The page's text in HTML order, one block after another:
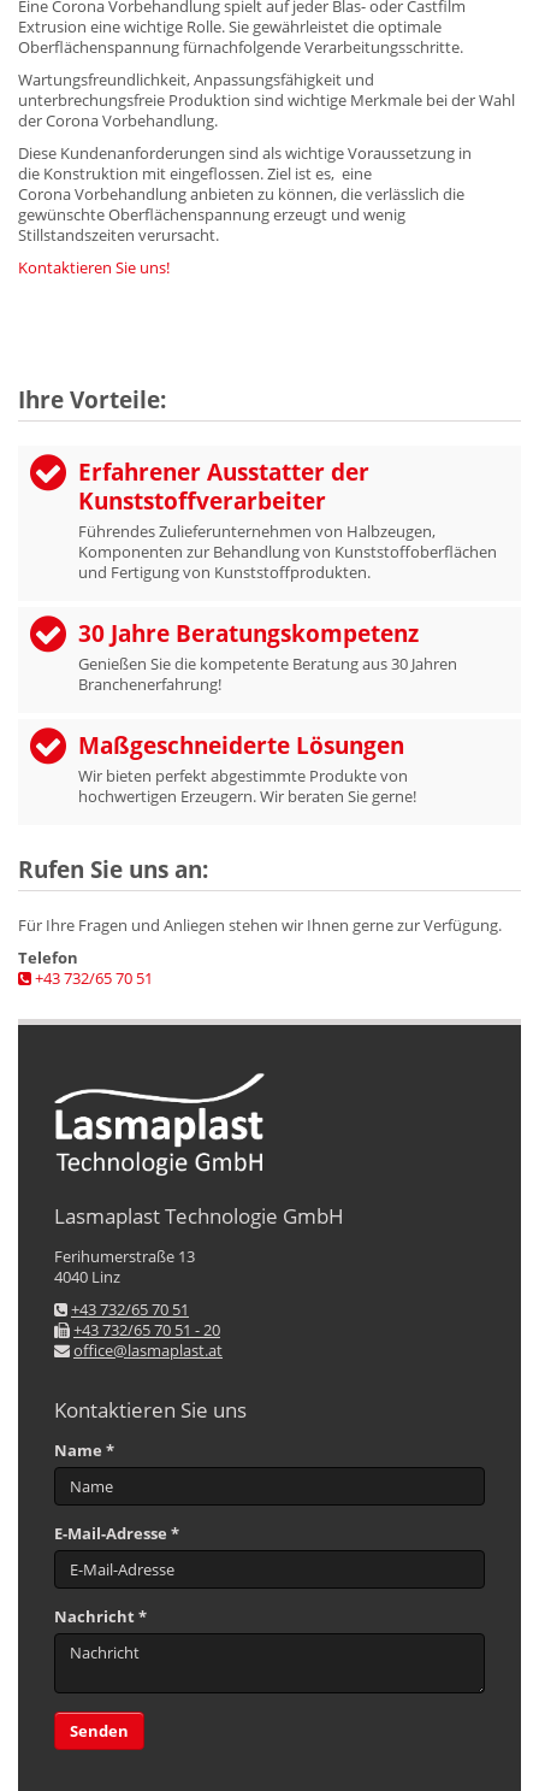
Eine Corona Vorbehandlung spielt auf jeder Blas- oder Castfilm
Extrusion eine wichtige Rolle. Sie gewährleistet die optimale
Oberflächenspannung fürnachfolgende Verarbeitungsschritte.
Wartungsfreundlichkeit, Anpassungsfähigkeit und
unterbrechungsfreie Produktion sind wichtige Merkmale bei der Wahl
der Corona Vorbehandlung.
Diese Kundenanforderungen sind als wichtige Voraussetzung in
die Konstruktion mit eingeflossen. Ziel ist es, eine
Corona Vorbehandlung anbieten zu können, die verlässlich die
gewünschte Oberflächenspannung erzeugt und wenig
Stillstandszeiten verursacht.
Kontaktieren Sie uns!
Ihre Vorteile:
Erfahrener Ausstatter der
Kunststoffverarbeiter
Führendes Zulieferunternehmen von Halbzeugen,
Komponenten zur Behandlung von Kunststoffoberflächen
und Fertigung von Kunststoffprodukten.
30 Jahre Beratungskompetenz
Genießen Sie die kompetente Beratung aus 30 Jahren
Branchenerfahrung!
Maßgeschneiderte Lösungen
Wir bieten perfekt abgestimmte Produkte von
hochwertigen Erzeugern. Wir beraten Sie gerne!
Rufen Sie uns an:
Für Ihre Fragen und Anliegen stehen wir Ihnen gerne zur Verfügung.
Telefon
+43 732/65 70 51
Lasmaplast Technologie GmbH
Ferihumerstraße 13
4040 Linz
+43 732/65 70 51
+43 732/65 70 51 - 20
office@lasmaplast.at
Kontaktieren Sie uns
Name *
E-Mail-Adresse *
Nachricht *